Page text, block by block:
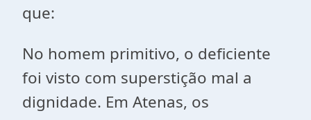
que:
No homem primitivo, o deficiente
foi visto com superstição mal a
dignidade. Em Atenas, os